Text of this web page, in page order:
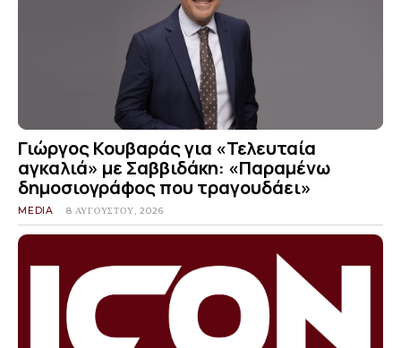
Γιώργος Κουβαράς για «Τελευταία
αγκαλιά» με Σαββιδάκη: «Παραμένω
δημοσιογράφος που τραγουδάει»
MEDIA 8 ΑΥΓΟΎΣΤΟΥ, 2026